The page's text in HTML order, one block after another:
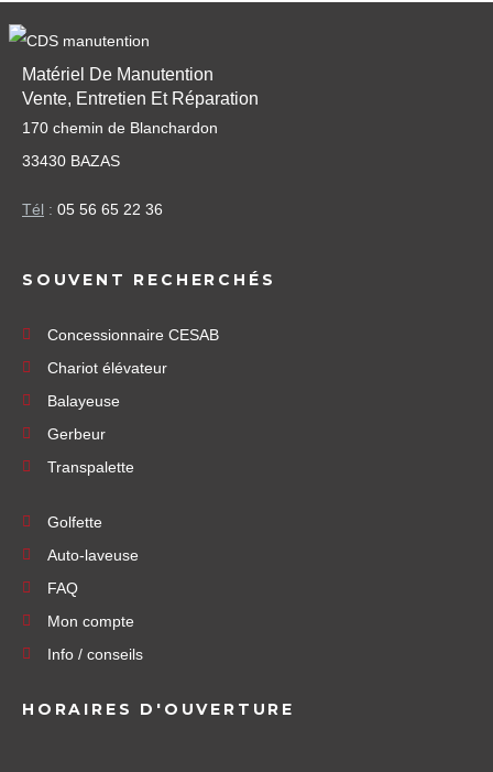
Matériel De Manutention
Vente, Entretien Et Réparation
170 chemin de Blanchardon
33430 BAZAS
Tél : 05 56 65 22 36
SOUVENT RECHERCHÉS
Concessionnaire CESAB
Chariot élévateur
Balayeuse
Gerbeur
Transpalette
Golfette
Auto-laveuse
FAQ
Mon compte
Info / conseils
HORAIRES D'OUVERTURE